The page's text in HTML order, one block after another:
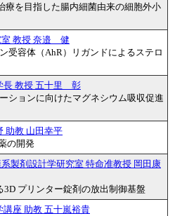
療を目指した腸内細菌由来の細胞外小
室 教授 奈邉 健
受容体（AhR）リガンドによるステロ
長 教授 五十里 彰
ションに向けたマグネシウム吸収促進
助教 山田幸平
の開発
製剤設計学研究室 特命准教授 岡田康
プリンター錠剤の放出制御基盤
講座 助教 五十嵐裕貴